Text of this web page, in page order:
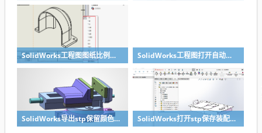
SolidWorks工程图图纸比例修改快速方法 SolidWorks工程图打开自动全屏方法
SolidWorks导出stp保留颜色的关键两点要做到 SolidWorks打开stp保存装配体子零件没有保存怎么办？